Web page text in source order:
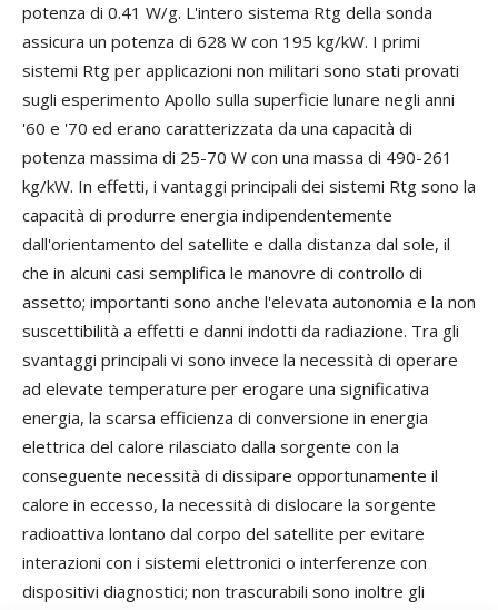
potenza di 0.41 W/g. L'intero sistema Rtg della sonda
assicura un potenza di 628 W con 195 kg/kW. I primi
sistemi Rtg per applicazioni non militari sono stati provati
sugli esperimento Apollo sulla superficie lunare negli anni
'60 e '70 ed erano caratterizzata da una capacità di
potenza massima di 25-70 W con una massa di 490-261
kg/kW. In effetti, i vantaggi principali dei sistemi Rtg sono la
capacità di produrre energia indipendentemente
dall'orientamento del satellite e dalla distanza dal sole, il
che in alcuni casi semplifica le manovre di controllo di
assetto; importanti sono anche l'elevata autonomia e la non
suscettibilità a effetti e danni indotti da radiazione. Tra gli
svantaggi principali vi sono invece la necessità di operare
ad elevate temperature per erogare una significativa
energia, la scarsa efficienza di conversione in energia
elettrica del calore rilasciato dalla sorgente con la
conseguente necessità di dissipare opportunamente il
calore in eccesso, la necessità di dislocare la sorgente
radioattiva lontano dal corpo del satellite per evitare
interazioni con i sistemi elettronici o interferenze con
dispositivi diagnostici; non trascurabili sono inoltre gli